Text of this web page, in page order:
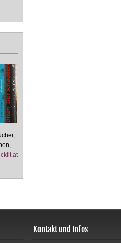
Kontakt und Infos